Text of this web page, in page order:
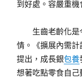
到好處。容嚴重機
生齒老齡化
情。《擴展內需
提出，成長銀包養
想著吃點零食自